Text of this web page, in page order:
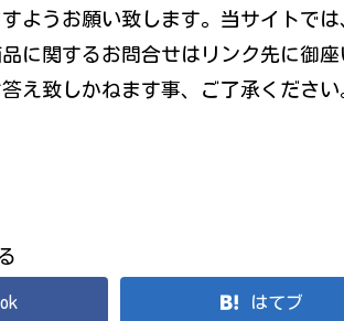
ようお願い致します。当サイトでは
に関するお問合せはリンク先に御座
え致しかねます事、ご了承ください
はてブ